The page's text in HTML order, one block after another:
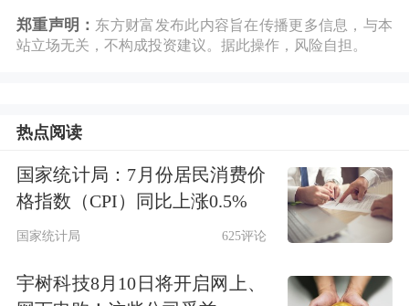
在油气田的勘探、开发与生产，以往的
业绩更偏向上游驱动；中国石化则是全
另外两家一体化巨无霸不同，中国海油
是纯上游企业，业绩波动与国际油价走
势的关联性最强。
油价上行更多体现为短期地缘风险溢
郑重声明： 东方财富发布此内容旨在传播更多信息，与本
站立场无关，不构成投资建议。据此操作，风险自担。
热点阅读
国家统计局：7月份居民消费价
格指数（CPI）同比上涨0.5%
国家统计局 625评论
宇树科技8月10日将开启网上、